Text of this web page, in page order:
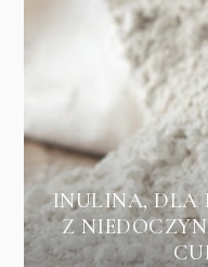
INULINA, DLA
Z